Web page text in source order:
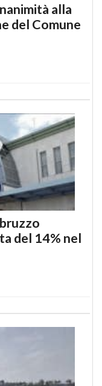
alla
del Comune
del 14% nel